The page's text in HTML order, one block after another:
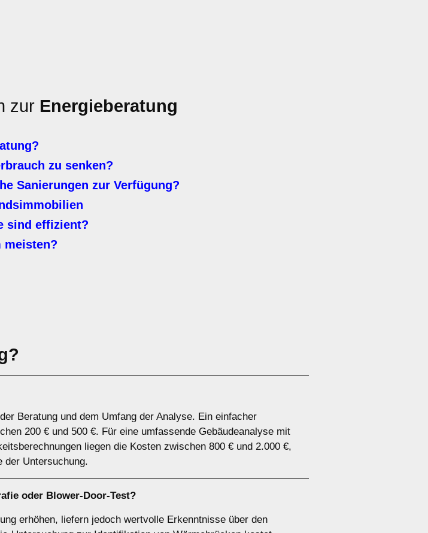
zur Energieberatung
zu senken?
Sanierungen zur Verfügung?
sind effizient?
meisten?
Beratung und dem Umfang der Analyse. Ein einfacher
200 € und 500 €. Für eine umfassende Gebäudeanalyse mit
liegen die Kosten zwischen 800 € und 2.000 €,
der Untersuchung.
oder Blower-Door-Test?
erhöhen, liefern jedoch wertvolle Erkenntnisse über den